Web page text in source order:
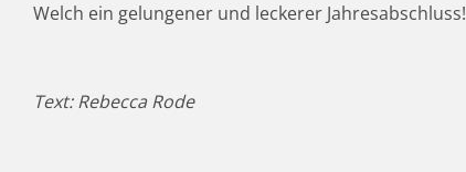
Welch ein gelungener und leckerer Jahresabschluss!
Text: Rebecca Rode